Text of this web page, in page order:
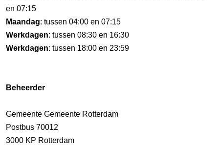
en 07:15
Maandag: tussen 04:00 en 07:15
Werkdagen: tussen 08:30 en 16:30
Werkdagen: tussen 18:00 en 23:59
Beheerder
Gemeente Gemeente Rotterdam
Postbus 70012
3000 KP Rotterdam